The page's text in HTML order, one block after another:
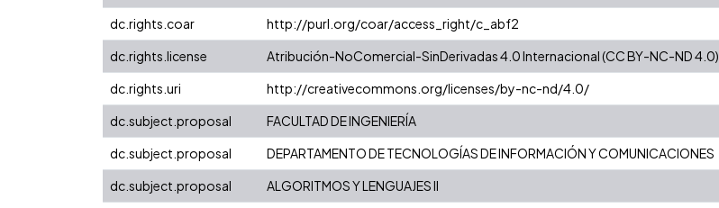
dc.rights.coar
http://purl.org/coar/access_right/c_abf2
dc.rights.license
Atribución-NoComercial-SinDerivadas 4.0 Internacional (CC BY-NC-ND 4.0)
dc.rights.uri
http://creativecommons.org/licenses/by-nc-nd/4.0/
dc.subject.proposal
FACULTAD DE INGENIERÍA
dc.subject.proposal
DEPARTAMENTO DE TECNOLOGÍAS DE INFORMACIÓN Y COMUNICACIONES
dc.subject.proposal
ALGORITMOS Y LENGUAJES II